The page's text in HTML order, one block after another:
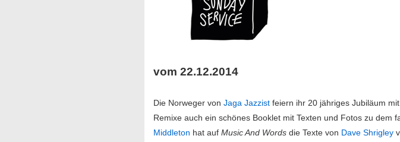
vom 22.12.2014
Die Norweger vonJaga Jazzist feiern ihr 20 jähriges Jubiläum
Remixe auch ein schönes Booklet mit Texten und Fotos zu dem
Middleton hat aufMusic And Words die Texte von Dave Shrigley